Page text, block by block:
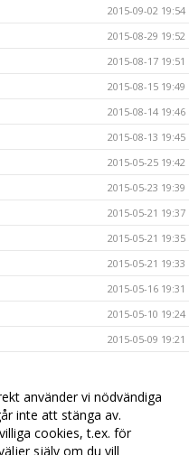
2015-09-02 19:54
2015-08-29 19:52
2015-08-17 19:51
2015-08-15 19:49
2015-08-14 19:46
2015-08-13 19:45
2015-05-25 19:42
2015-05-23 19:39
2015-05-21 19:37
2015-05-21 19:35
2015-05-21 19:33
2015-05-16 19:31
2015-05-10 19:24
2015-05-09 19:21
2015-04-20 19:06
2015-04-17 19:04
2015-04-15 18:59
använder vi nödvändiga
inte att stänga av.
cookies, t.ex. för
själv om du vill